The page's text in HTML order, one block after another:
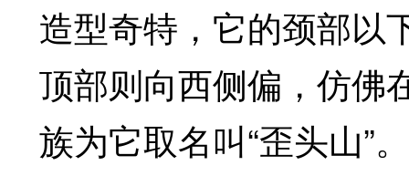
造型奇特，它的颈部以
顶部则向西侧偏，仿佛
族为它取名叫“歪头山”